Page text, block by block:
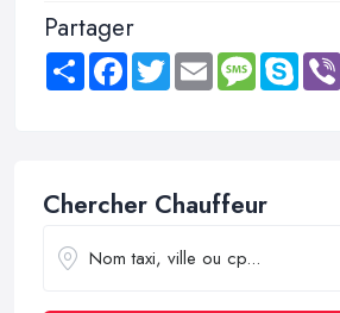
Partager
Share FacebookTwitter Email MessageSkype
Chercher Chauffeur